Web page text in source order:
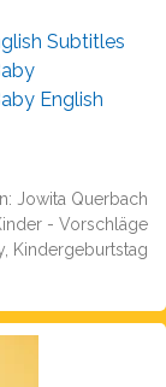
Subtitles
English
Jowita Querbach
- Vorschläge
Kindergeburtstag